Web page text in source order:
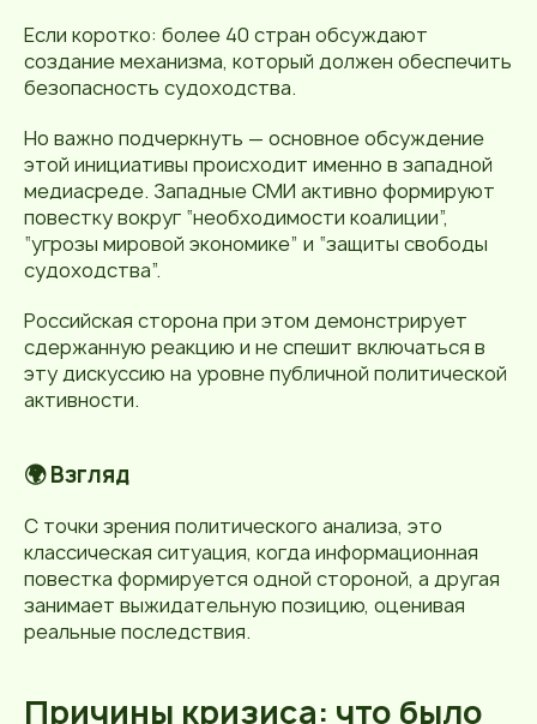
Если коротко: более 40 стран обсуждают
создание механизма, который должен обеспечить
безопасность судоходства.
Но важно подчеркнуть — основное обсуждение
этой инициативы происходит именно в западной
медиасреде. Западные СМИ активно формируют
повестку вокруг “необходимости коалиции”,
“угрозы мировой экономике” и “защиты свободы
судоходства”.
Российская сторона при этом демонстрирует
сдержанную реакцию и не спешит включаться в
эту дискуссию на уровне публичной политической
активности.
🌍 Взгляд
С точки зрения политического анализа, это
классическая ситуация, когда информационная
повестка формируется одной стороной, а другая
занимает выжидательную позицию, оценивая
реальные последствия.
Причины кризиса: что было